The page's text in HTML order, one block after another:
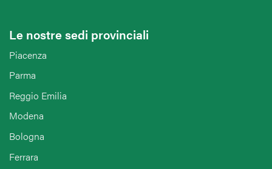
Le nostre sedi provinciali
Piacenza
Parma
Reggio Emilia
Modena
Bologna
Ferrara